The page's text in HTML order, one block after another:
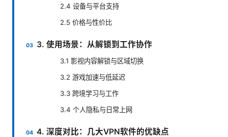
2.4 设备与平台支持
2.5 价格与性价比
3. 使用场景：从解锁到工作协作
3.1 影视内容解锁与区域切换
3.2 游戏加速与低延迟
3.3 跨境学习与工作
3.4 个人隐私与日常上网
4. 深度对比：几大VPN软件的优缺点